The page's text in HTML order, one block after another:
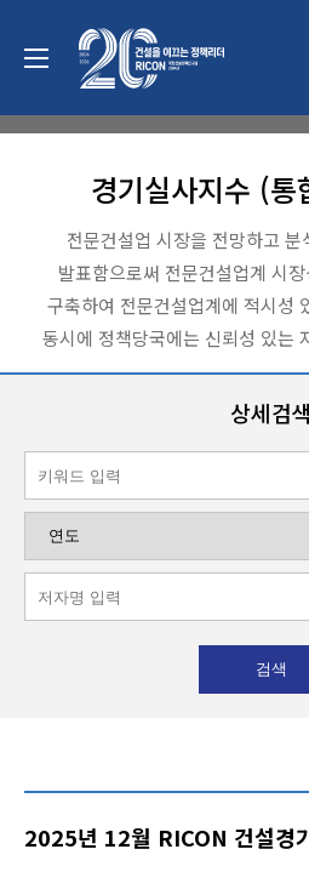
경기실사지수 (통
전문건설업 시장을 전망하고
발표함으로써 전문건설업계 시
구축하여 전문건설업계에 적시성
동시에 정책당국에는 신뢰성 있는
상세검색
2025년 12월 RICON 건설경